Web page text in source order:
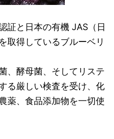
証と日本の有機 JAS（日
取得しているブルーベリ
、酵母菌、そしてリステ
る厳しい検査を受け、化
薬、食品添加物を一切使